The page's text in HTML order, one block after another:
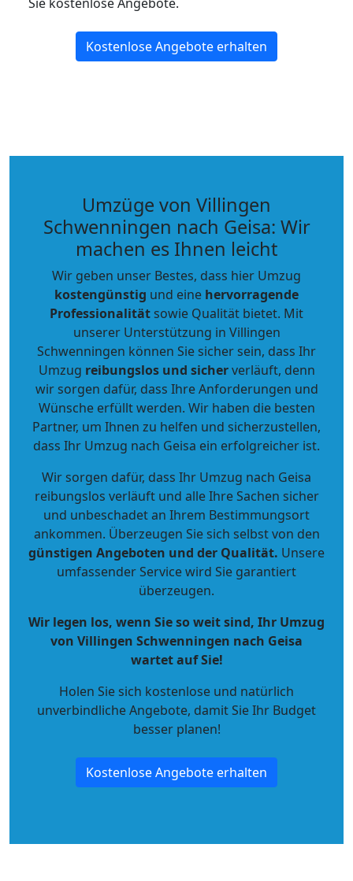
Kostenlose Angebote erhalten
Umzüge von Villingen
Schwenningen nach Geisa: Wir
machen es Ihnen leicht
Wir geben unser Bestes, dass hier Umzug
kostengünstig und eine hervorragende
Professionalitätsowie Qualität bietet. Mit
unserer Unterstützung in Villingen
Schwenningen können Sie sicher sein, dass Ihr
Umzug reibungslos und sicherverläuft, denn
wir sorgen dafür, dass Ihre Anforderungen und
Wünsche erfüllt werden. Wir haben die besten
Partner, um Ihnen zu helfen und sicherzustellen,
dass Ihr Umzug nach Geisa ein erfolgreicher ist.
Wir sorgen dafür, dass Ihr Umzug nach Geisa
reibungslos verläuft und alle Ihre Sachen sicher
und unbeschadet an Ihrem Bestimmungsort
ankommen. Überzeugen Sie sich selbst von den
günstigen Angeboten und der Qualität. Unsere
umfassender Service wird Sie garantiert
überzeugen.
Wir legen los, wenn Sie so weit sind, Ihr Umzug
von Villingen Schwenningen nach Geisa
wartet auf Sie!
Holen Sie sich kostenlose und natürlich
unverbindliche Angebote, damit Sie Ihr Budget
besser planen!
Kostenlose Angebote erhalten